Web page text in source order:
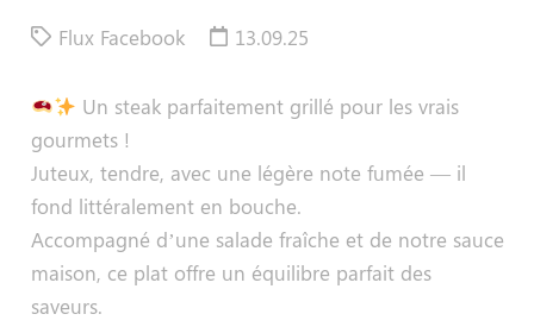
Flux Facebook 13.09.25
Un steak parfaitement grillé pour les vrais
gourmets !
Juteux, tendre, avec une légère note fumée — il
fond littéralement en bouche.
Accompagné d’une salade fraîche et de notre sauce
maison, ce plat offre un équilibre parfait des
saveurs.